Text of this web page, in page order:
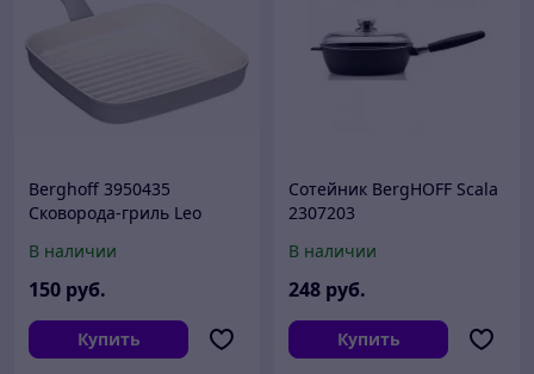
Berghoff 3950435
Сковорода-гриль Leo
цену товара входит
доставка по г Минску
В наличии
150 руб.
Купить
Сотейник BergHOFF Scala
2307203
В наличии
248 руб.
Купить